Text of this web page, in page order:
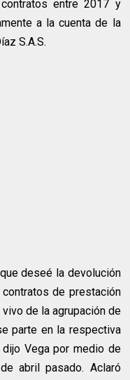
entre 2017 y
a la cuenta de la
S.A.S.
deseé la devolución
de prestación
de la agrupación de
parte en la respectiva
Vega por medio de
abril pasado. Aclaró